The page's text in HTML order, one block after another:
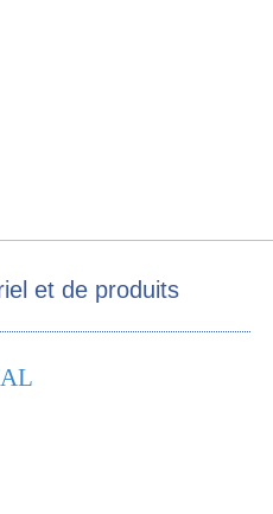
et de produits